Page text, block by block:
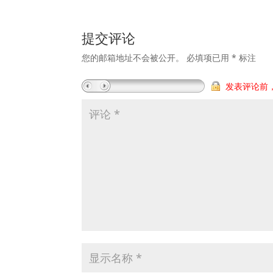
提交评论
您的邮箱地址不会被公开。 必填项已用* 标注
发表评论前